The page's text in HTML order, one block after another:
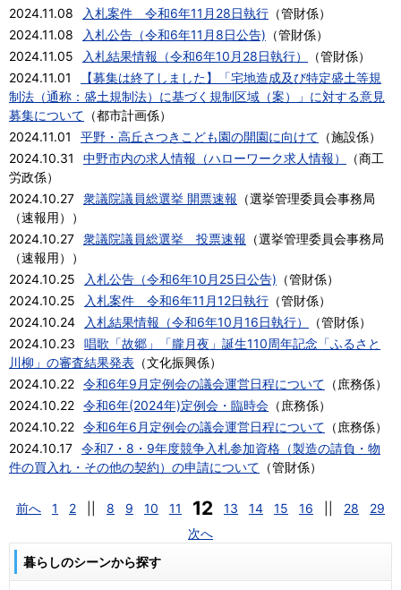
2024.11.08
入札案件 令和6年11月28日執行 （管財係）
2024.11.08
入札公告（令和6年11月8日公告) （管財係）
2024.11.05
入札結果情報（令和6年10月28日執行） （管財係）
2024.11.01
【募集は終了しました】「宅地造成及び特定盛土等規
制法（通称：盛土規制法）に基づく規制区域（案）」に対する意見
募集について （都市計画係）
2024.11.01
平野・高丘さつきこども園の開園に向けて （施設係）
2024.10.31
中野市内の求人情報（ハローワーク求人情報） （商工
労政係）
2024.10.27 衆議院議員総選挙 開票速報 （選挙管理委員会事務局
（速報用）
）
2024.10.27 衆議院議員総選挙 投票速報 （選挙管理委員会事務局
（速報用）
）
2024.10.25
入札公告（令和6年10月25日公告) （管財係）
2024.10.25
入札案件 令和6年11月12日執行 （管財係）
2024.10.24
入札結果情報（令和6年10月16日執行） （管財係）
2024.10.23
唱歌「故郷」「朧月夜」誕生110周年記念「ふるさと
川柳」の審査結果発表 （文化振興係）
2024.10.22 令和6年9月定例会の議会運営日程について （ 庶務係）
2024.10.22 令和6年(2024年)定例会・臨時会 （ 庶務係）
2024.10.22 令和6年6月定例会の議会運営日程について （ 庶務係）
2024.10.17 令和7・8・9年度競争入札参加資格（製造の請負・物
件の買入れ・その他の契約）の申請について （管財係）
前へ 1 2 8 9 10 11 12 13 14 15 16 28
29
次へ
暮らしのシーンから探す